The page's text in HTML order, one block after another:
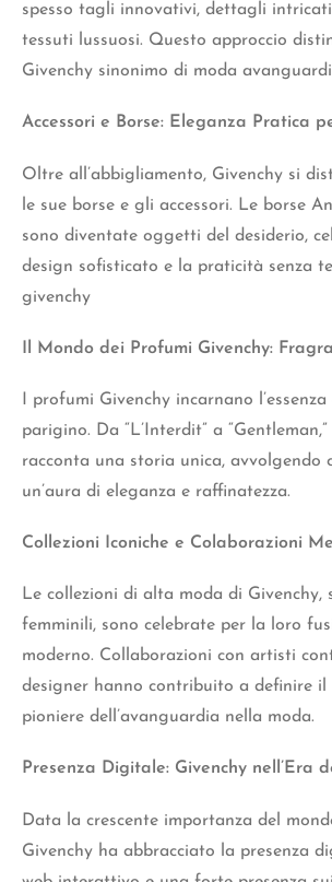
spesso tagli innovativi, dettagli
tessuti lussuosi. Questo approccio
Givenchy sinonimo di moda
Accessori e Borse: Eleganza Pratica
Oltre all’abbigliamento, Givenchy si
le sue borse e gli accessori. Le borse
sono diventate oggetti del desiderio,
design sofisticato e la praticità senza
givenchy
Il Mondo dei Profumi Givenchy:
I profumi Givenchy incarnano
parigino. Da “L’Interdit” a
racconta una storia unica, avvolgendo
un’aura di eleganza e raffinatezza.
Collezioni Iconiche e Colaborazioni
Le collezioni di alta moda di Givenchy,
femminili, sono celebrate per la loro
moderno. Collaborazioni con artisti
designer hanno contribuito a definire il
pioniere dell’avanguardia nella moda.
Presenza Digitale: Givenchy nell’Era
Data la crescente importanza del
Givenchy ha abbracciato la presenza